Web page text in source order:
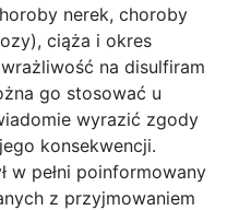
nerek, choroby
ciąża i okres
na disulfiram
go stosować u
wyrazić zgody
konsekwencji.
w pełni poinformowany
z przyjmowaniem